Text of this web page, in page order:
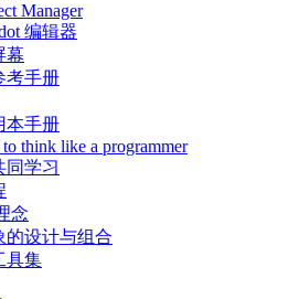
Manager
编辑器
幕
考手册
本手册
think like a programmer
同学习
念
的设计与组合
具集